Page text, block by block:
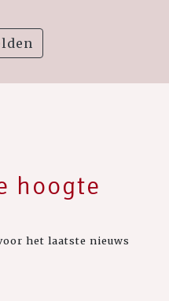
hoogte
het laatste nieuws